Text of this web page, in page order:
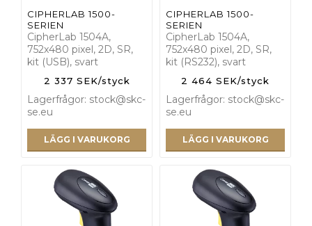
CIPHERLAB 1500-
SERIEN
CipherLab 1504A,
752x480 pixel, 2D, SR,
kit (USB), svart
2 337 SEK/styck
Lagerfrågor: stock@skc-
se.eu
LÄGG I VARUKORG
CIPHERLAB 1500-
SERIEN
CipherLab 1504A,
752x480 pixel, 2D, SR,
kit (RS232), svart
2 464 SEK/styck
Lagerfrågor: stock@skc-
se.eu
LÄGG I VARUKORG